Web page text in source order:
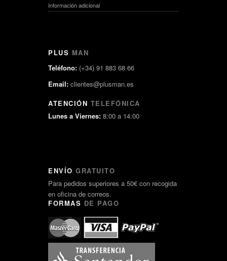
Información adicional
PLUS MAN
Teléfono: (+34) 91 883 68 66
Email: clientes@plusman.es
ATENCIÓN TELEFÓNICA
Lunes a Viernes: 8:00 a 14:00
ENVÍO GRATUITO
Para pedidos superiores a 50€ con recogida
en oficina de correos.
FORMAS DE PAGO